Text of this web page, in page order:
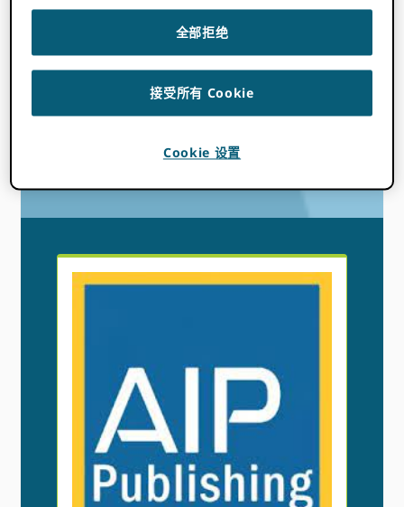
GPP 的发起旨在提高目前代表性不足的
终目的是提高研究人员的知名度并减轻
世界各地研究人员和机构的行政负担。
全部拒绝
接受所有 Cookie
Cookie 设置